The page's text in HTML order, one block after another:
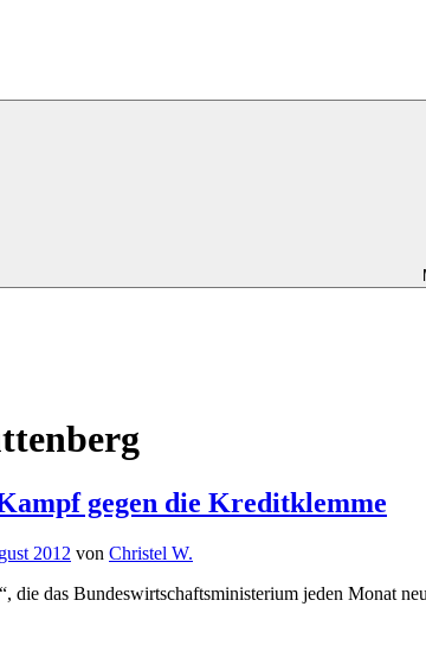
gegen die Kreditklemme
2012 von Christel W.
die das Bundeswirtschaftsministerium jeden Monat